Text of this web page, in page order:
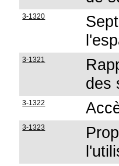
3-1320
3-1321
des
3-1322
3-1323